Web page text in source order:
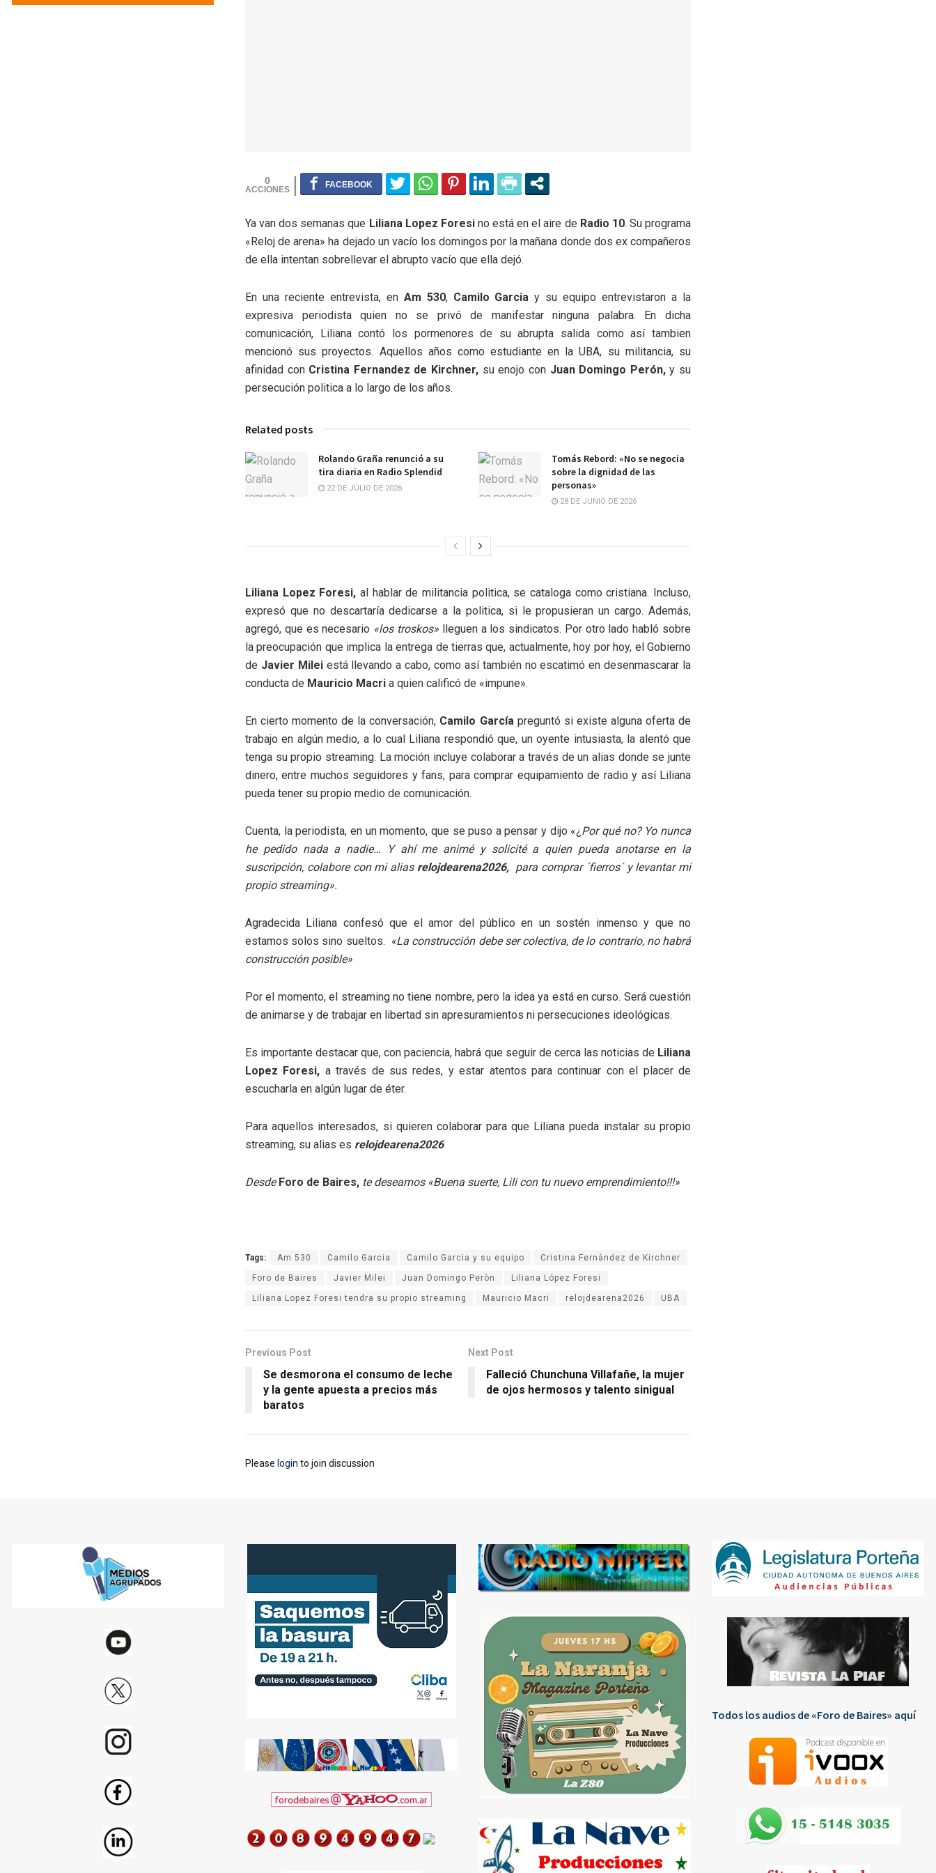
0
Ya van dos semanas que Liliana Lopez Foresino está en el aire de Radio 10. Su programa
«Reloj de arena» ha dejado un vacío los domingos por la mañana donde dos ex compañeros
de ella intentan sobrellevar el abrupto vacío que ella dejó.
En una reciente entrevista, en Am 530, Camilo Garcia y su equipo entrevistaron a la
expresiva periodista quien no se privó de manifestar ninguna palabra. En dicha
comunicación, Liliana contó los pormenores de su abrupta salida como así tambien
mencionó sus proyectos. Aquellos años como estudiante en la UBA, su militancia, su
afinidad con Cristina Fernandez de Kirchner, su enojo conJuan Domingo Perón,y su
persecución politica a lo largo de los años.
Related posts
Rolando Graña renunció a su
tira diaria en Radio Splendid
22 DE JULIO DE 2026
Tomás Rebord: «No se negocia
sobre la dignidad de las
personas»
28 DE JUNIO DE 2026
Liliana Lopez Foresi, al hablar de militancia politica, se cataloga como cristiana. Incluso,
expresó que no descartaría dedicarse a la politica, si le propusieran un cargo. Además,
agregó, que es necesario «los troskos»lleguen a los sindicatos. Por otro lado habló sobre
la preocupación que implica la entrega de tierras que, actualmente, hoy por hoy, el Gobierno
de Javier Mileiestá llevando a cabo, como así también no escatimó en desenmascarar la
conducta de Mauricio Macri a quien calificó de «impune».
En cierto momento de la conversación, Camilo Garcíapreguntó si existe alguna oferta de
trabajo en algún medio, a lo cual Liliana respondió que, un oyente intusiasta, la alentó que
tenga su propio streaming. La moción incluye colaborar a través de un alias donde se junte
dinero, entre muchos seguidores y fans, para comprar equipamiento de radio y así Liliana
pueda tener su propio medio de comunicación.
Cuenta, la periodista, en un momento, que se puso a pensar y dijo «¿ Por qué no? Yo nunca
he pedido nada a nadie… Y ahí me animé y solicité a quien pueda anotarse en la
suscripción, colabore con mi alias relojdearena2026,para comprar ´fierros´ y levantar mi
propio streaming».
Agradecida Liliana confesó que el amor del público en un sostén inmenso y que no
estamos solos sino sueltos. «La construcción debe ser colectiva, de lo contrario, no habrá
construcción posible»
Por el momento, el streaming no tiene nombre, pero la idea ya está en curso. Será cuestión
de animarse y de trabajar en libertad sin apresuramientos ni persecuciones ideológicas.
Es importante destacar que, con paciencia, habrá que seguir de cerca las noticias de Liliana
Lopez Foresi, a través de sus redes, y estar atentos para continuar con el placer de
escucharla en algún lugar de éter.
Para aquellos interesados, si quieren colaborar para que Liliana pueda instalar su propio
streaming, su alias es relojdearena2026
DesdeForo de Baires, te deseamos «Buena suerte, Lili con tu nuevo emprendimiento!!!»
Tags: Am 530 Camilo Garcia Camilo Garcia y su equipo Cristina Fernàndez de Kirchner
Foro de Baires Javier Milei Juan Domingo Peròn Liliana López Foresi
Liliana Lopez Foresi tendra su propio streaming Mauricio Macri relojdearena2026 UBA
Previous Post
Se desmorona el consumo de leche
y la gente apuesta a precios más
baratos
Next Post
Falleció Chunchuna Villafañe, la mujer
de ojos hermosos y talento sinigual
Please login to join discussion
Todos los audios de «Foro de Baires» aquí